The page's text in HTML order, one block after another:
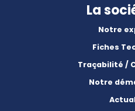
La
Notre
Fiches
Traçabilité /
Notre